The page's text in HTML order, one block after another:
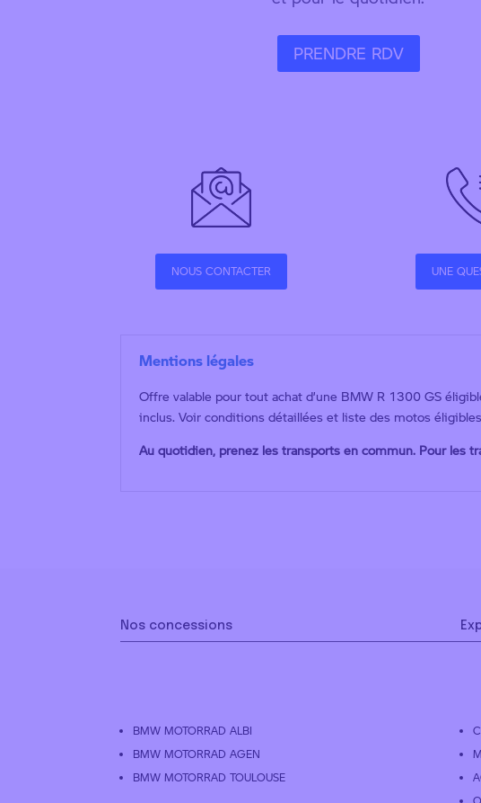
PRENDRE RDV
NOUS CONTACTER UNE
Mentions légales
Offre valable pour tout achat d’une BMW R 1300 GS
inclus. Voir conditions détaillées et liste des motos
Au quotidien, prenez les transports en commun. Pour les
Nos concessions
BMW MOTORRAD ALBI
BMW MOTORRAD AGEN
BMW MOTORRAD TOULOUSE